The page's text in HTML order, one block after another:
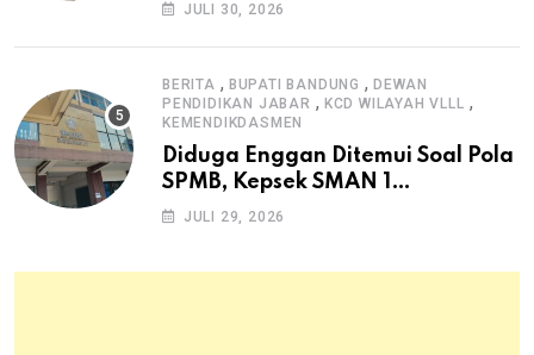
JULI 30, 2026
BERITA , BUPATI BANDUNG ,DEWAN
PENDIDIKAN JABAR , KCD WILAYAH VLLL ,
KEMENDIKDASMEN
Diduga Enggan Ditemui Soal Pola
SPMB, Kepsek SMAN 1
Dayeuhkolot Dikeluhkan Orang
JULI 29, 2026